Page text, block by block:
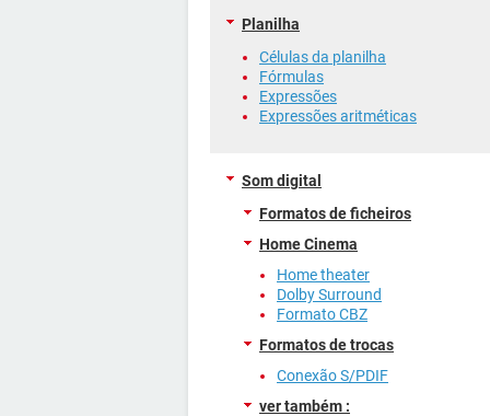
Planilha
Células da planilha
Fórmulas
Expressões
Expressões aritméticas
Som digital
Formatos de ficheiros
Home Cinema
Home theater
Dolby Surround
Formato CBZ
Formatos de trocas
Conexão S/PDIF
ver também :